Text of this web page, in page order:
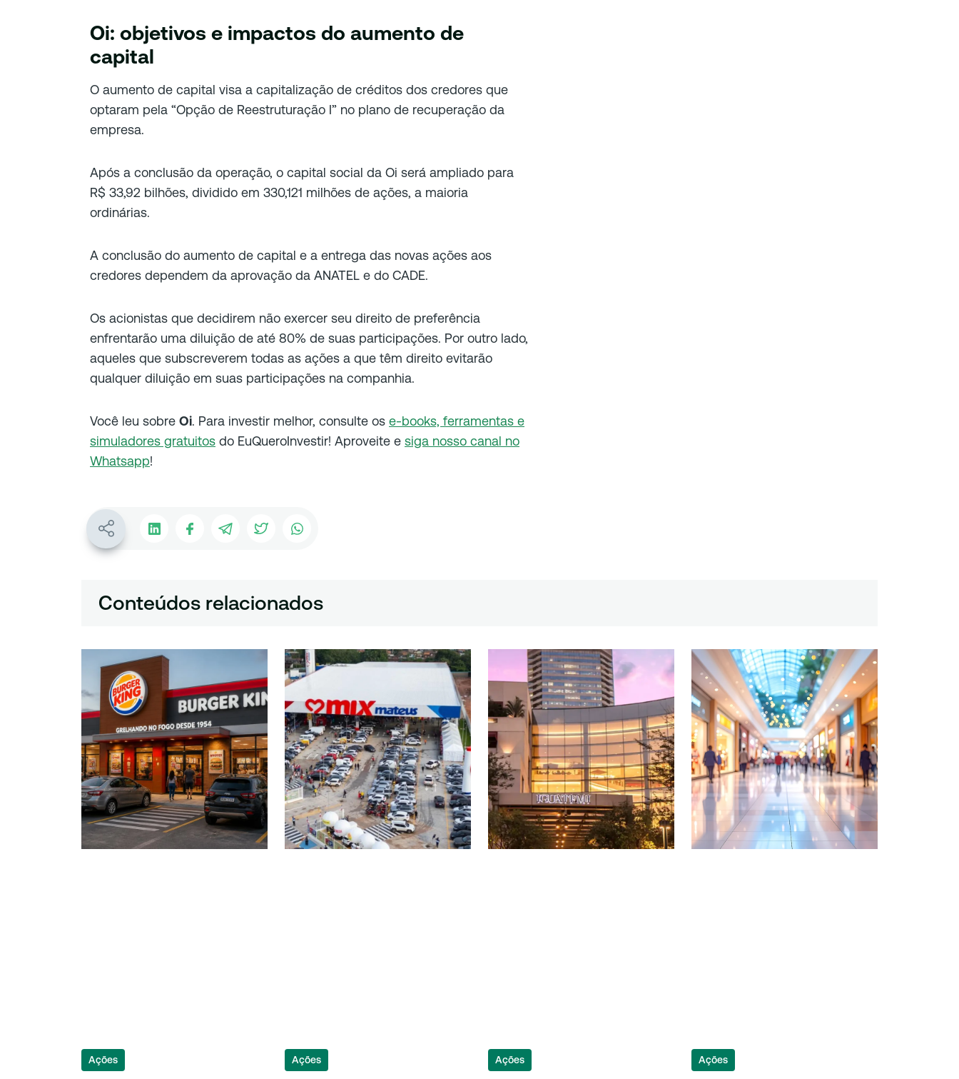
Oi: objetivos e impactos do aumento de
capital
O aumento de capital visa a capitalização de créditos dos credores que
optaram pela “Opção de Reestruturação I” no plano de recuperação da
empresa.
Após a conclusão da operação, o capital social da Oi será ampliado para
R$ 33,92 bilhões, dividido em 330,121 milhões de ações, a maioria
ordinárias.
A conclusão do aumento de capital e a entrega das novas ações aos
credores dependem da aprovação da ANATEL e do CADE.
Os acionistas que decidirem não exercer seu direito de preferência
enfrentarão uma diluição de até 80% de suas participações. Por outro lado,
aqueles que subscreverem todas as ações a que têm direito evitarão
qualquer diluição em suas participações na companhia.
Você leu sobre Oi. Para investir melhor, consulte os e-books, ferramentas e
simuladores gratuitos do EuQueroInvestir! Aproveite e siga nosso canal no
Whatsapp!
Conteúdos relacionados
Ações Ações Ações Ações